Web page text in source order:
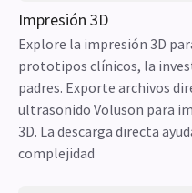
Impresión 3D
Explore la impresión 3D
prototipos clínicos, la
padres. Exporte archivos
ultrasonido Voluson para
3D. La descarga directa
complejidad